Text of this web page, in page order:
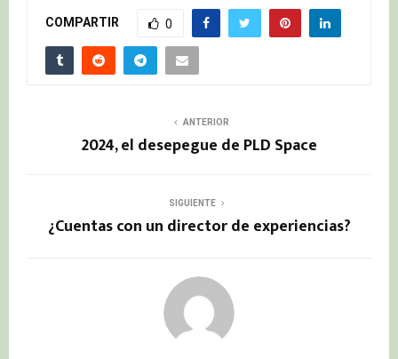
COMPARTIR 0
ANTERIOR
2024, el desepegue de PLD Space
SIGUIENTE
¿Cuentas con un director de experiencias?